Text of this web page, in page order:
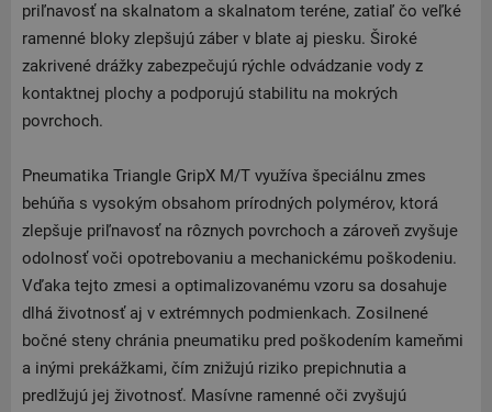
priľnavosť na skalnatom a skalnatom teréne, zatiaľ čo veľké
ramenné bloky zlepšujú záber v blate aj piesku. Široké
zakrivené drážky zabezpečujú rýchle odvádzanie vody z
kontaktnej plochy a podporujú stabilitu na mokrých
povrchoch.
Pneumatika Triangle GripX M/T využíva špeciálnu zmes
behúňa s vysokým obsahom prírodných polymérov, ktorá
zlepšuje priľnavosť na rôznych povrchoch a zároveň zvyšuje
odolnosť voči opotrebovaniu a mechanickému poškodeniu.
Vďaka tejto zmesi a optimalizovanému vzoru sa dosahuje
dlhá životnosť aj v extrémnych podmienkach. Zosilnené
bočné steny chránia pneumatiku pred poškodením kameňmi
a inými prekážkami, čím znižujú riziko prepichnutia a
predlžujú jej životnosť. Masívne ramenné oči zvyšujú